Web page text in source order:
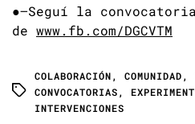
●—Seguí la
de www.fb.com/DGCVTM
COLABORACIÓN, COMUNIDAD,
CONVOCATORIAS,
INTERVENCIONES